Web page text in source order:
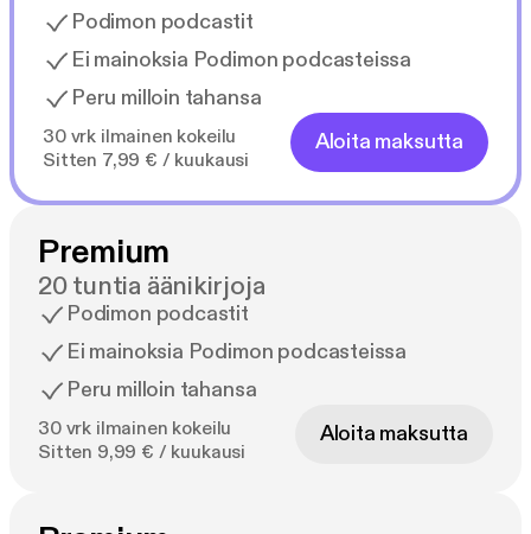
Podimon podcastit
Ei mainoksia Podimon podcasteissa
Peru milloin tahansa
30 vrk ilmainen kokeilu
Sitten 7,99 € / kuukausi
Aloita maksutta
Premium
20 tuntia äänikirjoja
Podimon podcastit
Ei mainoksia Podimon podcasteissa
Peru milloin tahansa
30 vrk ilmainen kokeilu
Sitten 9,99 € / kuukausi
Aloita maksutta